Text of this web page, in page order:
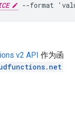
v2 API 作为函